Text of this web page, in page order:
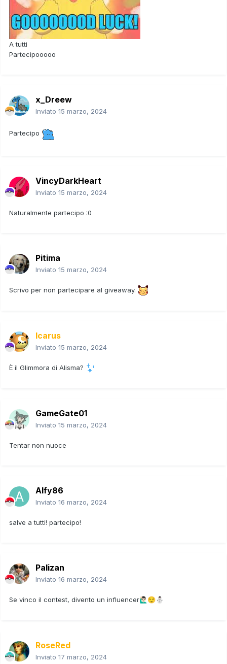
A tutti
Partecipooooo
x_Dreew
Inviato 15 marzo, 2024
Partecipo
VincyDarkHeart
Inviato 15 marzo, 2024
Naturalmente partecipo :0
Pitima
Inviato 15 marzo, 2024
Scrivo per non partecipare al giveaway.
Icarus
Inviato 15 marzo, 2024
È il Glimmora di Alisma?
GameGate01
Inviato 15 marzo, 2024
Tentar non nuoce
Alfy86
Inviato 16 marzo, 2024
salve a tutti! partecipo!
Palizan
Inviato 16 marzo, 2024
Se vinco il contest, divento un influencer🙋🏻‍♂️ 😌 ⛄
RoseRed
Inviato 17 marzo, 2024